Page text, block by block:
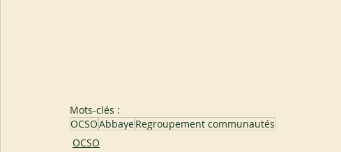
Mots-clés :
OCSOAbbayeRegroupement communautés
OCSO